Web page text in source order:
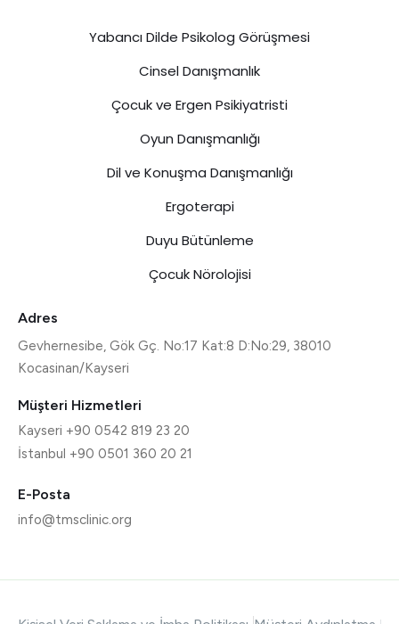
Yabancı Dilde Psikolog Görüşmesi
Cinsel Danışmanlık
Çocuk ve Ergen Psikiyatristi
Oyun Danışmanlığı
Dil ve Konuşma Danışmanlığı
Ergoterapi
Duyu Bütünleme
Çocuk Nörolojisi
Adres
Gevhernesibe, Gök Gç. No:17 Kat:8 D:No:29, 38010
Kocasinan/Kayseri
Müşteri Hizmetleri
Kayseri +90 0542 819 23 20
İstanbul +90 0501 360 20 21
E-Posta
info@tmsclinic.org